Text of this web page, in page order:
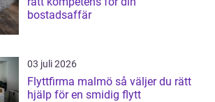
bostadsaffär
03 juli 2026
Flyttfirma malmö så väljer du rätt
hjälp för en smidig flytt